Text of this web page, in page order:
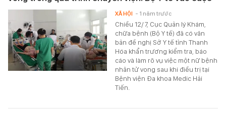
Chiều 12/7, Cục Quản lý Khám,
chữa bệnh (Bộ Y tế) đã có văn
bản đề nghị Sở Y tế tỉnh Thanh
Hóa khẩn trương kiểm tra, báo
cáo và làm rõ vụ việc một nữ bệnh
nhân tử vong sau khi điều trị tại
Bệnh viện Đa khoa Medic Hải
Tiến.
XÃ HỘI - 1 năm trước